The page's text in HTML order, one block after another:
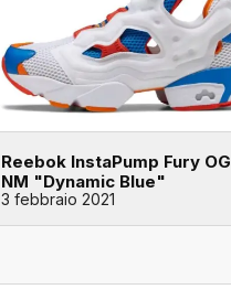
Reebok InstaPump Fury OG
NM "Dynamic Blue"
3 febbraio 2021